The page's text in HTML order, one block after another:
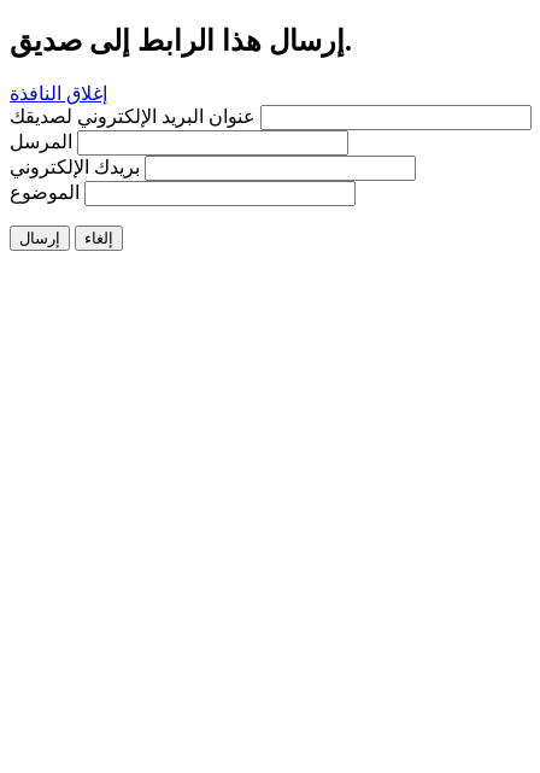
إرسال هذا الرابط إلى صديق.
إغلاق النافذة
عنوان البريد الإلكتروني لصديقك
المرسل
بريدك الإلكتروني
الموضوع
إرسال إلغاء